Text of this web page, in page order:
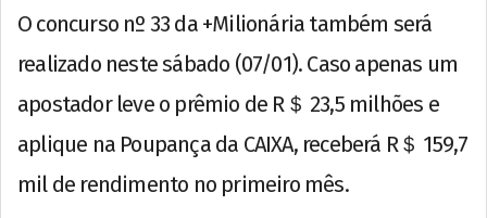
O concurso nº 33 da +Milionária também será
realizado neste sábado (07/01). Caso apenas um
apostador leve o prêmio de R＄ 23,5 milhões e
aplique na Poupança da CAIXA, receberá R＄ 159,7
mil de rendimento no primeiro mês.